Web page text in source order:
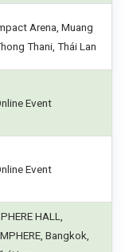
Arena, Muang
Thani, Thái Lan
Event
Event
HALL,
Bangkok,